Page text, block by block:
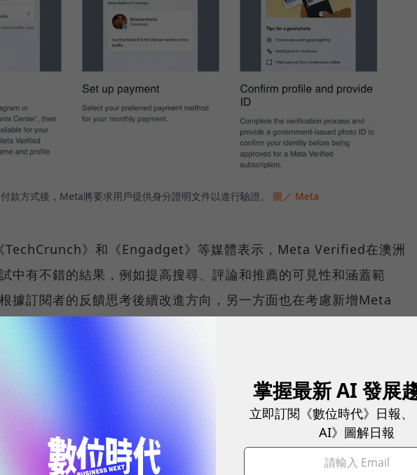
款方式後，Meta將要求用戶提供身分證明文件以進行驗證。 圖／ Meta
TechCrunch》和《Engadget》等媒體表示，Meta Verified在澳洲
中有不錯的結果，例如提高搜尋、評論和推薦的可見性和涵蓋範
據訂閱者的反饋思考後續改進方向，另一方面也在考慮新增Meta
訂閱制度？
費驗證計畫Meta Verified？祖克柏過去曾表示，此驗證新功能是
真實性和安全性，因為在通過驗證之後，訂閱者無法擅自更改個人
名稱和出生日期，除非他們願意再次進行驗證。
掌握最新 AI 發展
立即訂閱《數位時代》日報
AI》圖解日報